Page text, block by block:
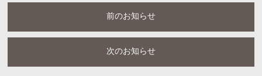
前のお知らせ
次のお知らせ